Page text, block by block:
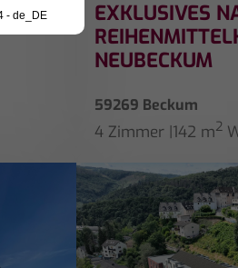
EXKLUSIVES
NEUBECKUM
59269 Beckum
4 Zimmer |142 m2
- de_DE